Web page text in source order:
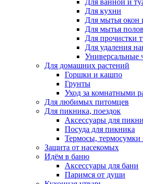
Для ванной и
Для кухни
Для мытья окон
Для мытья полов
Для прочистки
Для удаления
Универсальные
Для домашних растений
Горшки и кашпо
Грунты
Уход за комнатными
Для любимых питомцев
Для пикника, поездок
Аксессуары для
Посуда для пикника
Термосы,
Защита от насекомых
Идём в баню
Аксессуары для бани
Паримся от души